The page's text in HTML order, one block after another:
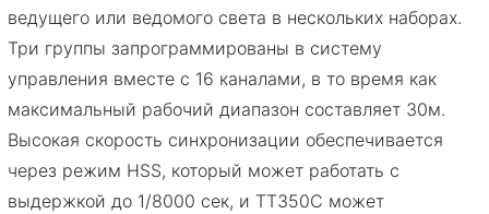
ведущего или ведомого света в нескольких наборах.
Три группы запрограммированы в систему
управления вместе с 16 каналами, в то время как
максимальный рабочий диапазон составляет 30м.
Высокая скорость синхронизации обеспечивается
через режим HSS, который может работать с
выдержкой до 1/8000 сек, и TT350С может